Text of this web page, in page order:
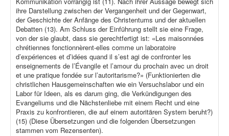
ihre Darstellung zwischen der Vergangenheit und der Gegenwart,
der Geschichte der Anfänge des Christentums und der aktuellen
Debatten (13). Am Schluss der Einführung stellt sie eine Frage,
von der sie glaubt, dass sie gerechtfertigt ist: «Les maisonnées
chrétiennes fonctionnèrent-elles comme un laboratoire
d’expériences et d’idées quand il s’est agi de confronter les
enseignements de l’Évangile et l’amour du prochain avec un droit
et une pratique fondée sur l’autoritarisme?» (Funktionierten die
christlichen Hausgemeinschaften wie ein Versuchslabor und ein
Labor für Ideen, als es darum ging, die Verkündigungen des
Evangeliums und die Nächstenliebe mit einem Recht und eine
Praxis zu konfrontieren, die auf einem autoritären System beruht?)
(15) (Diese Übersetzungen und die folgenden Übersetzungen
stammen vom Rezensenten).